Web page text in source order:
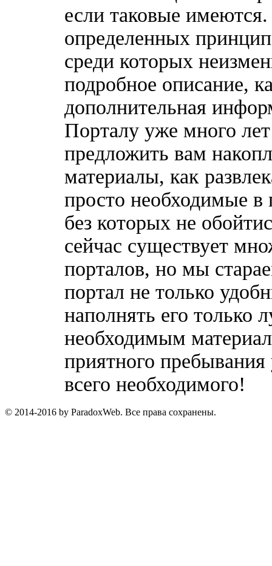
если таковые
определенных
среди которых
подробное описание,
дополнительная
Порталу уже много
предложить вам
материалы, как
просто необходимые в
без которых не
сейчас существует
порталов, но мы
портал не только
наполнять его только
необходимым
приятного
всего необходимого!
© 2014-2016 by ParadoxWeb. Все права сохранены.